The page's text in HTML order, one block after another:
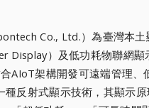
Co., Ltd.）為臺灣本
Display）及低功耗物聯網
AIoT架構開發可遠端管理
反射式顯示技術，其顯示